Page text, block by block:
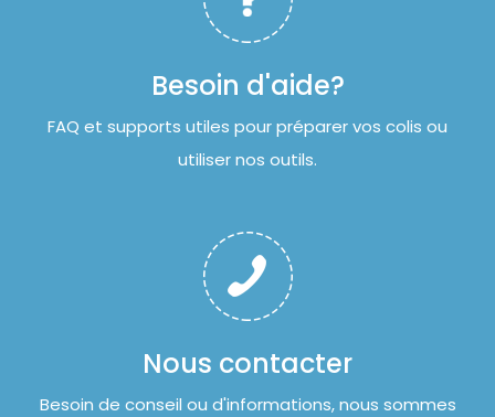
Besoin d'aide?
FAQ et supports utiles pour préparer vos colis ou
utiliser nos outils.
Nous contacter
Besoin de conseil ou d'informations, nous sommes